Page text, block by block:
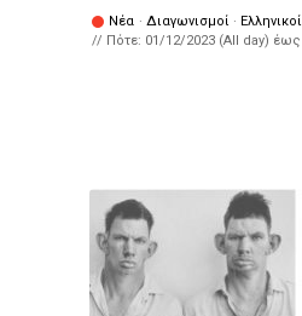
Νέα · Διαγωνισμοί · Ελληνικοί
// Πότε: 01/12/2023 (All day) έως